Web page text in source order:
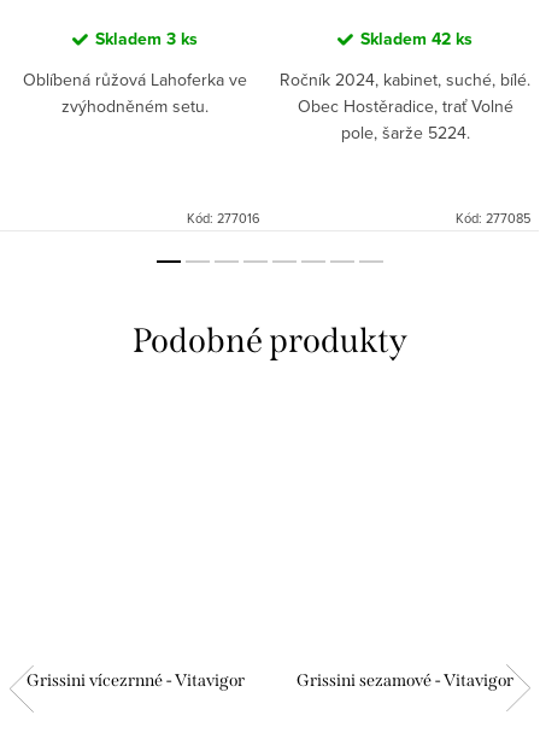
Skladem 3 ks
Oblíbená růžová Lahoferka ve
zvýhodněném setu.
Kód: 277016
Skladem 42 ks
Ročník 2024, kabinet, suché, bílé.
Obec Hostěradice, trať Volné
pole, šarže 5224.
Kód: 277085
Grissini vícezrnné - Vitavigor Grissini sezamové - Vitavigor